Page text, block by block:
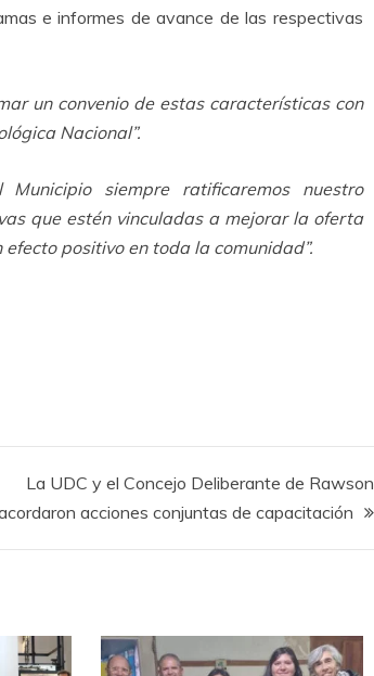
e informes de avance de las respectivas
un convenio de estas características con
Nacional”.
Municipio siempre ratificaremos nuestro
que estén vinculadas a mejorar la oferta
positivo en toda la comunidad”.
La UDC y el Concejo Deliberante de Rawson
acciones conjuntas de capacitación